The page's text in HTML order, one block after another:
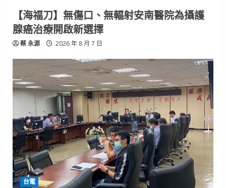
【海福刀】無傷口、無輻射安南醫院為攝護
腺癌治療開啟新選擇
蔡 永源 2026 年 8 月 7 日
台電